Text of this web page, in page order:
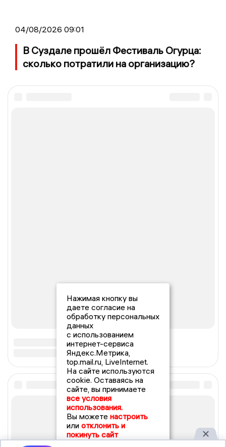
04/08/2026 09:01
В Суздале прошёл Фестиваль Огурца:
сколько потратили на организацию?
Нажимая кнопку вы
даете согласие на
обработку персональных
данных
с использованием
интернет-сервиса
Яндекс.Метрика,
top.mail.ru, LiveInternet.
На сайте используются
cookie. Оставаясь на
сайте, вы принимаете
все условия
использования.
Вы можете настроить
или отклонить и
покинуть сайт